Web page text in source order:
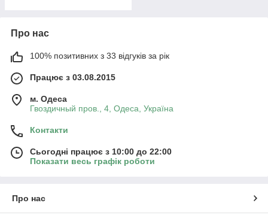
Про нас
100% позитивних з 33 відгуків за рік
Працює з 03.08.2015
м. Одеса
Гвоздичный пров., 4, Одеса, Україна
Контакти
Сьогодні працює з 10:00 до 22:00
Показати весь графік роботи
Про нас